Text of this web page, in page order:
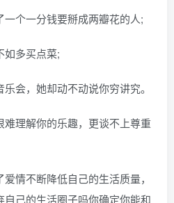
个一分钱要掰成两瓣花的人;
如多买点菜;
会，她却动不动说你穷讲究。
理解你的乐趣，更谈不上尊重
情不断降低自己的生活质量，
己的生活圈子吗你确定你能和